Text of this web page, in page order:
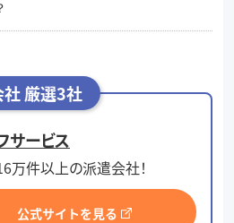
厳選3社
サービス
万件以上の派遣会社！
公式サイトを見る